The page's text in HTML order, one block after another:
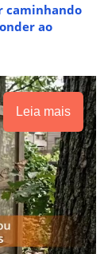
caminhando
ao
Leia mais